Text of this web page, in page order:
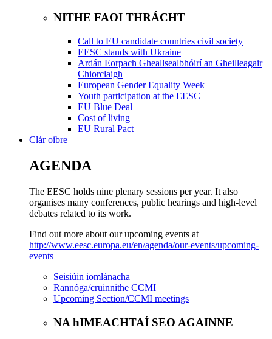
NITHE FAOI THRÁCHT
Call to EU candidate countries civil society
EESC stands with Ukraine
Ardán Eorpach Gheallsealbhóirí an Gheilleagair
Chiorclaigh
European Gender Equality Week
Youth participation at the EESC
EU Blue Deal
Cost of living
EU Rural Pact
Clár oibre
AGENDA
The EESC holds nine plenary sessions per year. It also
organises many conferences, public hearings and high-level
debates related to its work.
Find out more about our upcoming events at
http://www.eesc.europa.eu/en/agenda/our-events/upcoming-
events
Seisiúin iomlánacha
Rannóga/cruinnithe CCMI
Upcoming Section/CCMI meetings
NA hIMEACHTAÍ SEO AGAINNE